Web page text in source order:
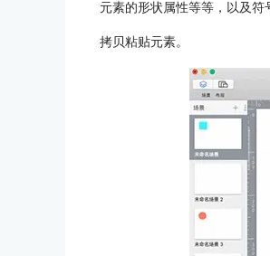
元素的形状属性等等，以及
拷贝粘贴元素。